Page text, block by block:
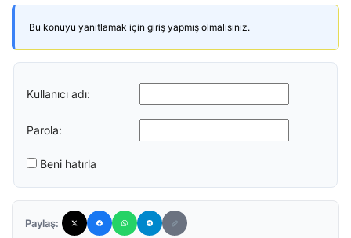
Bu konuyu yanıtlamak için giriş yapmış olmalısınız.
Kullanıcı adı:
Parola:
Beni hatırla
Paylaş: